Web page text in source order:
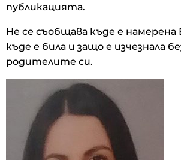
публикацията.
Не се съобщава къде е намерена
къде е била и защо е изчезнала
родителите си.